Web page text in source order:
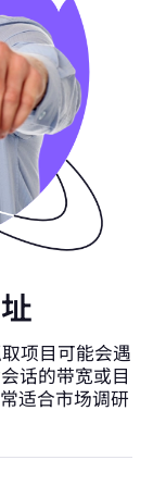
项目可能会遇
话的带宽或目
适合市场调研